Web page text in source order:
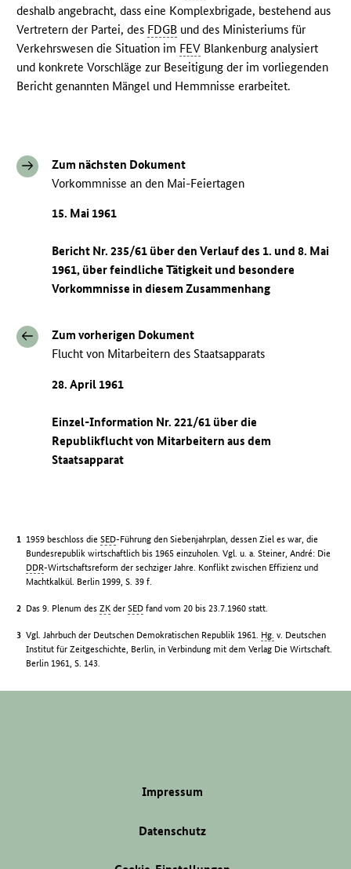
deshalb angebracht, dass eine Komplexbrigade, bestehend aus
Vertretern der Partei, des FDGB und des Ministeriums für
Verkehrswesen die Situation im FEV Blankenburg analysiert
und konkrete Vorschläge zur Beseitigung der im vorliegenden
Bericht genannten Mängel und Hemmnisse erarbeitet.
Zum nächsten Dokument
Vorkommnisse an den Mai-Feiertagen
15. Mai 1961
Bericht Nr. 235/61 über den Verlauf des 1. und 8. Mai
1961, über feindliche Tätigkeit und besondere
Vorkommnisse in diesem Zusammenhang
Zum vorherigen Dokument
Flucht von Mitarbeitern des Staatsapparats
28. April 1961
Einzel-Information Nr. 221/61 über die
Republikflucht von Mitarbeitern aus dem
Staatsapparat
1959 beschloss dieSED-Führung den Siebenjahrplan, dessen Ziel es war, die
Bundesrepublik wirtschaftlich bis 1965 einzuholen. Vgl. u. a. Steiner, André: Die
DDR-Wirtschaftsreform der sechziger Jahre. Konflikt zwischen Effizienz und
Machtkalkül. Berlin 1999, S. 39 f.
Das 9. Plenum desZK derSED fand vom 20 bis 23.7.1960 statt.
Vgl. Jahrbuch der Deutschen Demokratischen Republik 1961. Hg. v. Deutschen
Institut für Zeitgeschichte, Berlin, in Verbindung mit dem Verlag Die Wirtschaft.
Berlin 1961, S. 143.
Impressum
Datenschutz